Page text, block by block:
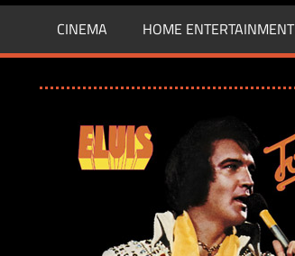
CINEMA HOME ENTERTAINMENT